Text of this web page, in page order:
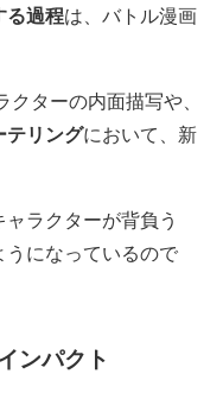
る過程は、バトル漫画
ターの内面描写や、
テリングにおいて、新
ラクターが背負う
うになっているので
ンパクト